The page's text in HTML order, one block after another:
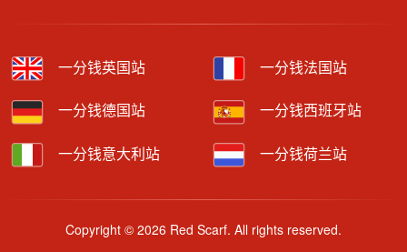
一分钱英国站 一分钱法国站
一分钱德国站 一分钱西班牙站
一分钱意大利站 一分钱荷兰站
Copyright © 2026 Red Scarf. All rights reserved.